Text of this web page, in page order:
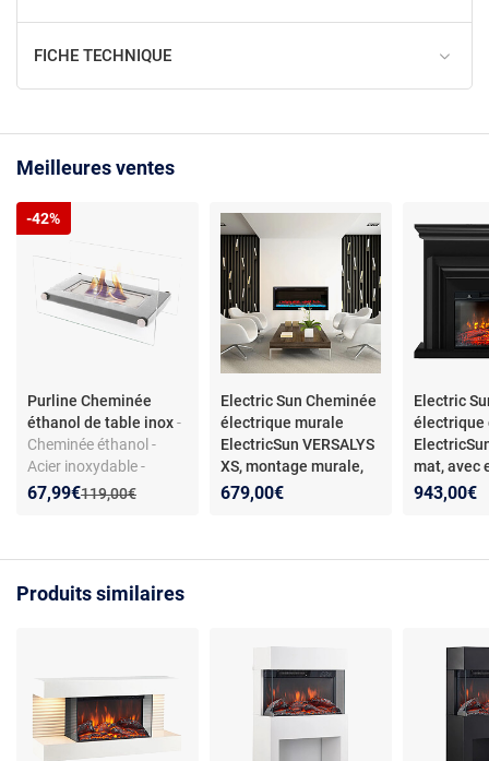
FICHE TECHNIQUE
Meilleures ventes
Purline Cheminée
éthanol de table inox-
Cheminée éthanol -
Acier inoxydable -
Design moderne -
Ancien prix :
119,00€
Nouveau prix :
67,99€
Réduction de :
-42%
Electric Sun Cheminée
électrique murale
ElectricSun VERSALYS
XS, montage murale,
au sol ou encastrable,
679,00€
Electric
électrique
mat, avec
3
943,00€
Produits similaires